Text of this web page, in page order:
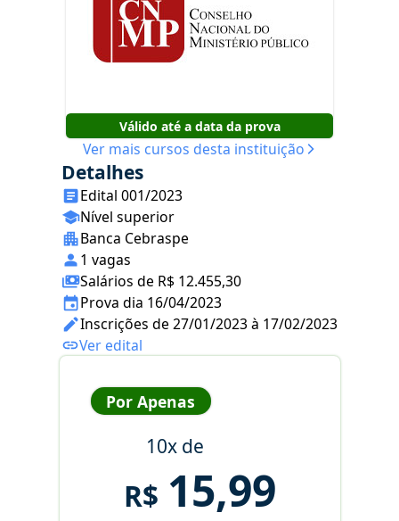
Válido até a data da prova
Ver mais cursos desta instituição
Detalhes
Edital 001/2023
Nível superior
Banca Cebraspe
1 vagas
Salários de R$ 12.455,30
Prova dia 16/04/2023
Inscrições de 27/01/2023 à 17/02/2023
Ver edital
Por Apenas
10x de
R$ 15,99